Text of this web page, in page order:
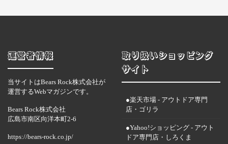
運営者情報
当サイトはBears Rock株式会社が
運営するWebマガジンです。
Bears Rock株式会社
広島市南区向洋本町2-6
https://bears-rock.co.jp/
取り扱いショッピング
サイト
●楽天市場 - アウトドア専門
店・ゴリラ
●Yahoo!ショッピング - アウト
ドア専門店・しろくま